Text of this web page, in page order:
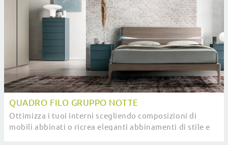
QUADRO FILO GRUPPO NOTTE
Ottimizza i tuoi interni scegliendo composizioni di
mobili abbinati o ricrea eleganti abbinamenti di stile e